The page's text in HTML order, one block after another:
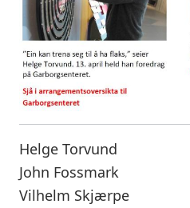
Helge Torvund
John Fossmark
Vilhelm Skjærpe